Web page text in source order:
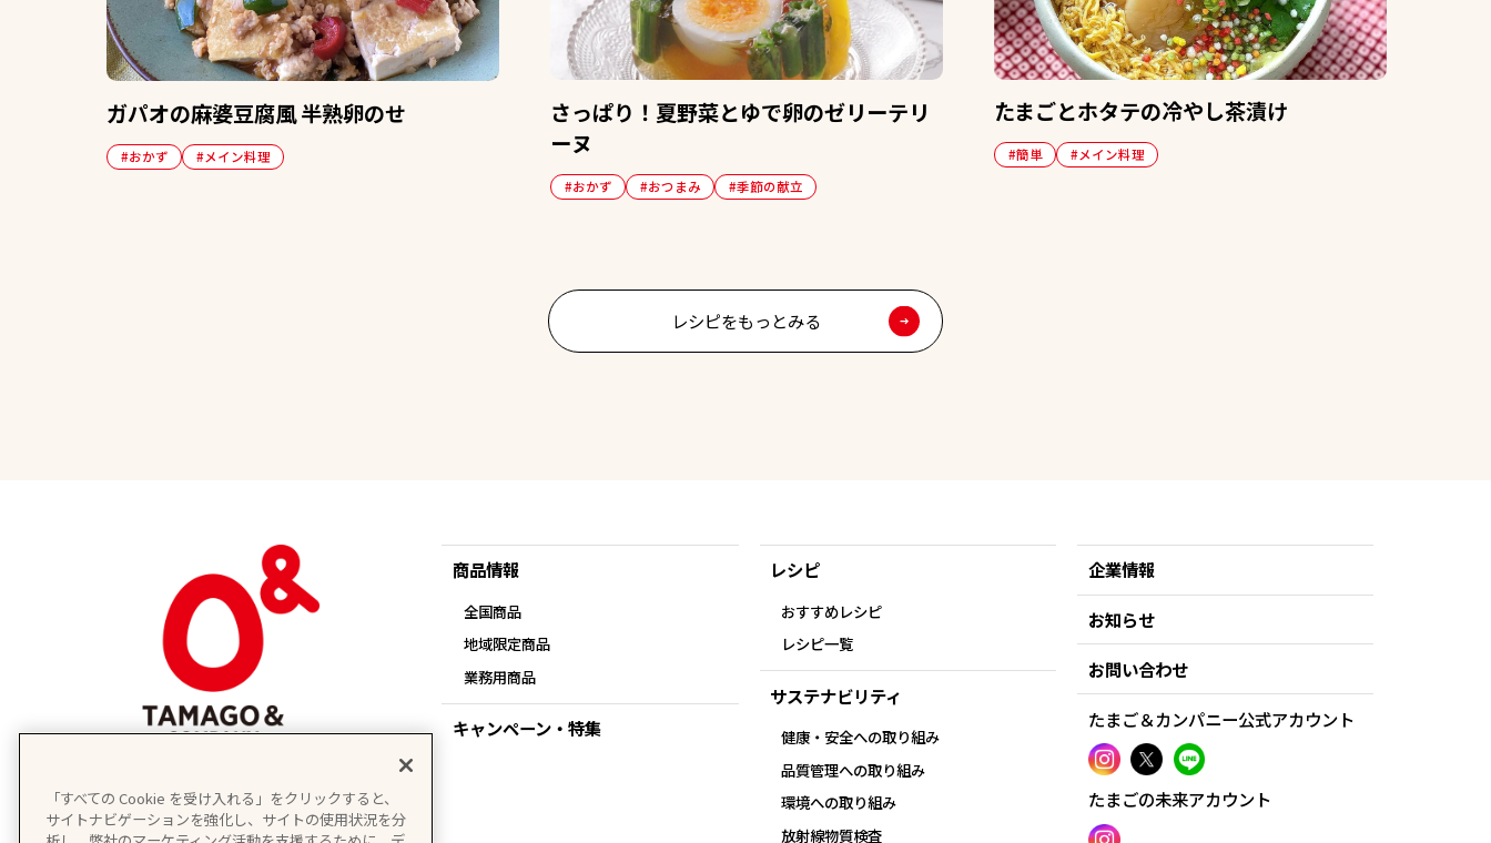
ガパオの麻婆豆腐風 半熟卵のせ
#おかず #メイン料理
さっぱり！夏野菜とゆで卵のゼリーテリ
ーヌ
#おかず #おつまみ #季節の献立
たまごとホタテの冷やし茶漬け
#簡単 #メイン料理
レシピをもっとみる
商品情報
全国商品
地域限定商品
業務用商品
キャンペーン・特集
レシピ
おすすめレシピ
レシピ一覧
サステナビリティ
健康・安全への取り組み
品質管理への取り組み
環境への取り組み
放射線物質検査
企業情報
お知らせ
お問い合わせ
たまご＆カンパニー公式アカウント
たまごの未来アカウント
「すべての Cookie を受け入れる」をクリックすると、
サイトナビゲーションを強化し、サイトの使用状況を分